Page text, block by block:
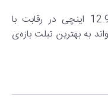
باید منتظر ماند و دید که آیپد ایر 12.9 اینچی در رقابت با
به بهترین تبلت بازه‌ی